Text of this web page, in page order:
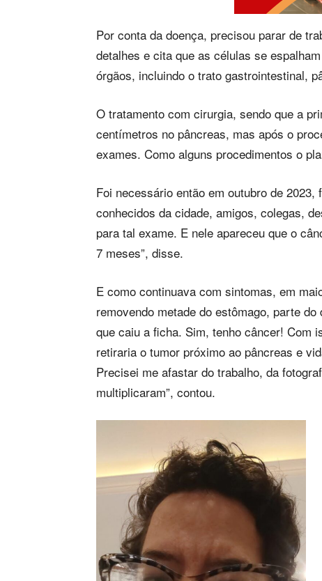
Por conta da doença, precisou parar de
detalhes e cita que as células se
órgãos, incluindo o trato gastrointestinal,
O tratamento com cirurgia, sendo que a
centímetros no pâncreas, mas após o
exames. Como alguns procedimentos o
Foi necessário então em outubro de
conhecidos da cidade, amigos, colegas,
para tal exame. E nele apareceu que o
7 meses”, disse.
E como continuava com sintomas, em
removendo metade do estômago, parte
que caiu a ficha. Sim, tenho câncer! Com
retiraria o tumor próximo ao pâncreas e
Precisei me afastar do trabalho, da
multiplicaram”, contou.